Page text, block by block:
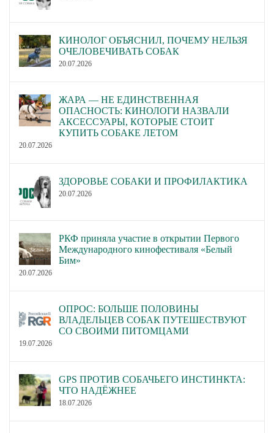
КИНОЛОГ ОБЪЯСНИЛ, ПОЧЕМУ НЕЛЬЗЯ
ОЧЕЛОВЕЧИВАТЬ СОБАК
20.07.2026
ЖАРА — НЕ ЕДИНСТВЕННАЯ
ОПАСНОСТЬ: КИНОЛОГИ НАЗВАЛИ
АКСЕССУАРЫ, КОТОРЫЕ СТОИТ
КУПИТЬ СОБАКЕ ЛЕТОМ
20.07.2026
ЗДОРОВЬЕ СОБАКИ И ПРОФИЛАКТИКА
20.07.2026
РКФ приняла участие в открытии Первого
Международного кинофестиваля «Белый
Бим»
20.07.2026
ОПРОС: БОЛЬШЕ ПОЛОВИНЫ
ВЛАДЕЛЬЦЕВ СОБАК ПУТЕШЕСТВУЮТ
СО СВОИМИ ПИТОМЦАМИ
19.07.2026
GPS ПРОТИВ СОБАЧЬЕГО ИНСТИНКТА:
ЧТО НАДЁЖНЕЕ
18.07.2026